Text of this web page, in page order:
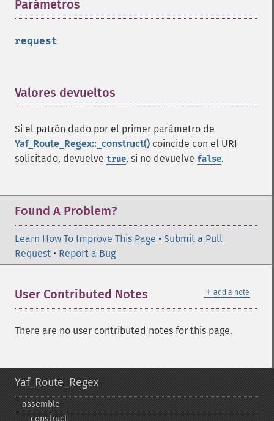
Parámetros
request
Valores devueltos
Si el patrón dado por el primer parámetro de
Yaf_Route_Regex::_construct() coincide con el URI
solicitado, devuelve true, si no devuelve false.
Found A Problem?
Learn How To Improve This Page • Submit a Pull
Request • Report a Bug
＋ add a note
User Contributed Notes
There are no user contributed notes for this page.
Yaf_Route_Regex
assemble
_​_​construct